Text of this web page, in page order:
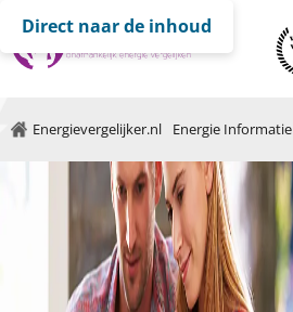
Direct naar de inhoud
Energievergelijker.nl Energie Informatie